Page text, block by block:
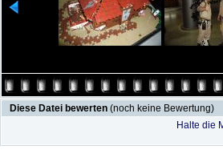
Diese Datei bewerten (noch keine Bewertung)
Halte die